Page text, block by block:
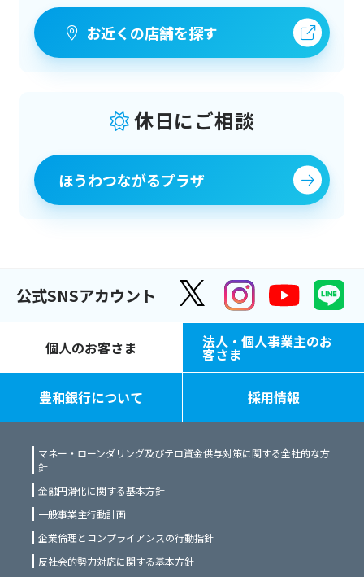
認等や取引資格等の確認のため ⑵ 融資
取引等における期日管理等の継続的な
取引における管理のため ⑶ 返済能力の
際しての判断のため ⑷ 適合性の原則等
に照らした判断等、融資にかかる妥当
性の判断のため ⑸ 与信事業に際して個
人 情報を加盟する個人信用情報機関に
提供する場合等の適切な業務の遂行に
行使や義務の履行のため ⑺ 市場調査並
びに、データ分析やアンケートの実施
等による金融商品やサービスの研究や
開発のため ⑻ 各種取引の解約や取引解
約後の事後管理のため ⑼ その他申込者
との取引を適切かつ円滑に履行するた
め
２．申込者は、当行が保有する申込者
取引に関する個人情報を当行が前項と
同様の目的のために利用することに同
お近くの店舗を探す
休日にご相談
ほうわつながるプラザ
公式SNSアカウント
個人のお客さま 法人・個人事業主のお
客さま
豊和銀行について 採用情報
マネー・ローンダリング及びテロ資金供与対策に関する全社的な方
針
金融円滑化に関する基本方針
一般事業主行動計画
企業倫理とコンプライアンスの行動指針
反社会的勢力対応に関する基本方針